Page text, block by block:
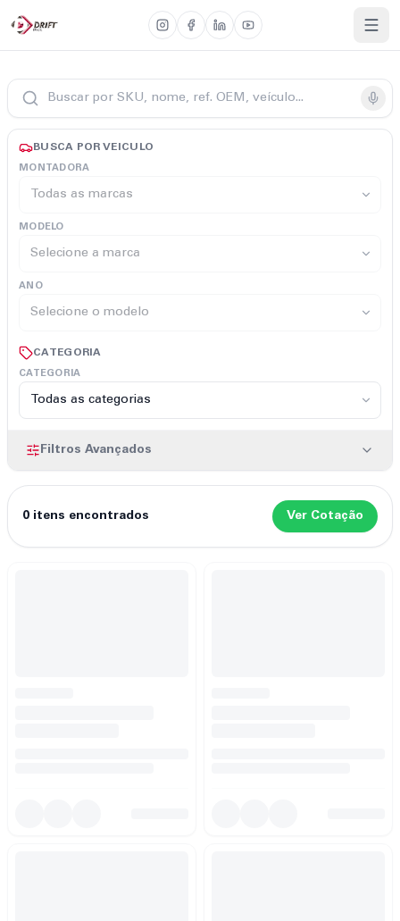
BUSCA POR VEICULO
MONTADORA
MODELO
ANO
CATEGORIA
CATEGORIA
Filtros Avançados
0 itens encontrados Ver Cotação